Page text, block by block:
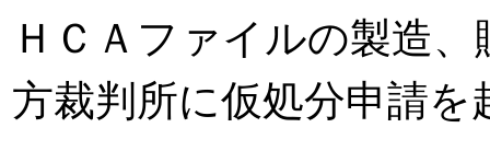
ＨＣＡファイルの製造
方裁判所に仮処分申請を